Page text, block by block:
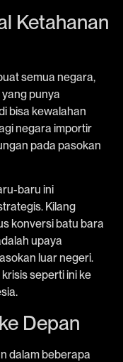
Ketahanan
semua negara,
punya
bisa kewalahan
negara importir
pada pasokan
baru ini
Kilang
konversi batu bara
upaya
luar negeri.
seperti ini ke
Depan
dalam beberapa